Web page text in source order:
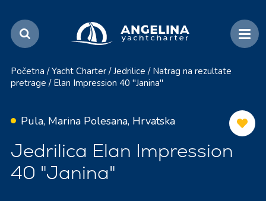
Početna / Yacht Charter / Jedrilice / Natrag na rezultate
pretrage / Elan Impression 40 "Janina"
Pula, Marina Polesana, Hrvatska
Jedrilica Elan Impression
40 "Janina"